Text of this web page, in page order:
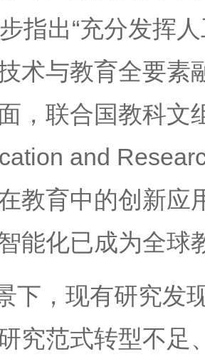
指出“充分发挥
术与教育全要素
，联合国教科文
and
教育中的创新应
能化已成为全球
下，现有研究发
究范式转型不足